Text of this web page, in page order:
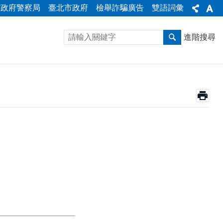
府警察局 臺北市政府 檢舉詐騙廣告 雙語詞彙
進階搜尋